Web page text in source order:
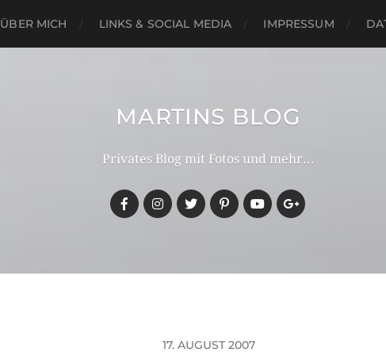
ÜBER MICH LINKS & SOCIAL MEDIA IMPRESSUM
MARTINS BLOG
Privates Blog mit Fotos und mehr...
17. AUGUST 2007